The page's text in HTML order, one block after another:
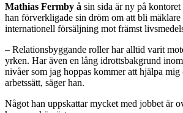
Mathias Fermby å sin sida är ny på
han förverkligade sin dröm om att bli mäklare
internationell försäljning mot främst
– Relationsbyggande roller har alltid varit
yrken. Har även en lång idrottsbakgrund
nivåer som jag hoppas kommer att hjälpa mig
arbetssätt, säger han.
Något han uppskattar mycket med jobbet är